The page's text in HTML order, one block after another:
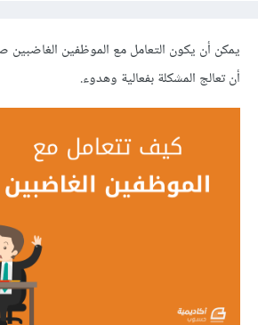
يمكن أن يكون التعامل مع الموظفين الغاضبين
أن تعالج المشكلة بفعالية وهدوء.